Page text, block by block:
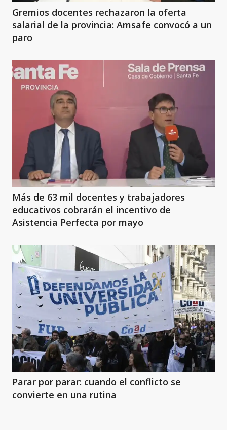
Gremios docentes rechazaron la oferta
salarial de la provincia: Amsafe convocó a un
paro
Más de 63 mil docentes y trabajadores
educativos cobrarán el incentivo de
Asistencia Perfecta por mayo
Parar por parar: cuando el conflicto se
convierte en una rutina